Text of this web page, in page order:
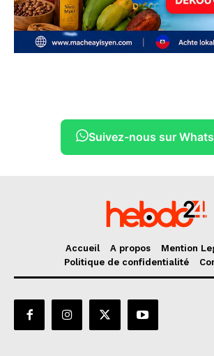
Suivez-nous sur
Accueil A propos
Mention
Politique de confidentialité